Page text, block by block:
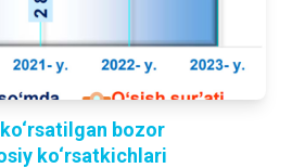
bozor
ko‘rsatkichlari